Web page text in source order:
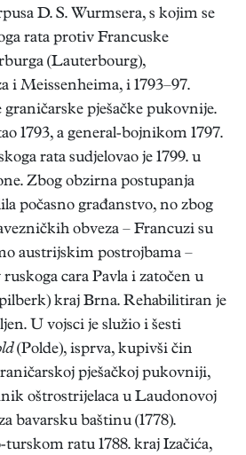
D. S. Wurmsera, s kojim se
rata protiv Francuske
(Lauterbourg),
i Meissenheima, i 1793–97.
pješačke pukovnije.
1793, a general-bojnikom 1797.
rata sudjelovao je 1799. u
Zbog obzirna postupanja
počasno građanstvo, no zbog
obveza – Francuzi su
austrijskim postrojbama –
cara Pavla i zatočen u
kraj Brna. Rehabilitiran je
U vojsci je služio i šesti
(Polde), isprva, kupivši čin
pješačkoj pukovniji,
oštrostrijelaca u Laudonovoj
bavarsku baštinu (1778).
ratu 1788. kraj Izačića,